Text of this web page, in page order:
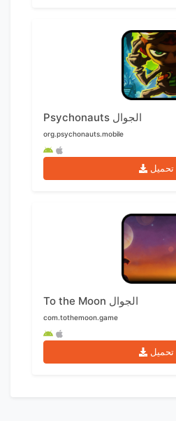
Psychonauts الجوال
org.psychonauts.mobile
تحميل
To the Moon الجوال
com.tothemoon.game
تحميل